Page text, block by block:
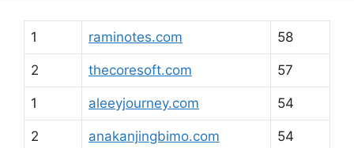
1 raminotes.com 58
2 thecoresoft.com 57
1 aleeyjourney.com 54
2 anakanjingbimo.com 54